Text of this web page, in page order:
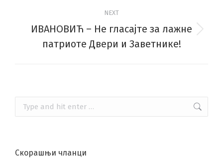
NEXT
Next
post:
ИВАНОВИЋ – Не гласајте за лажне
патриоте Двери и Заветнике!
Search:
Скорашњи чланци